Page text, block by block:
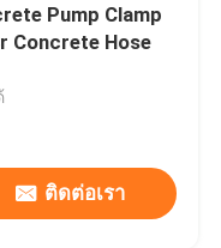
Pump Clamp
Concrete Hose
ติดต่อเรา